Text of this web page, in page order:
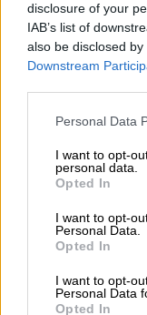
disclosure of your
IAB’s list of
also be disclosed
Downstream
Please note that
not limited to your
grant or deny
use your data for
consent section.
Personal Data
I want to opt-
personal data.
Opted In
I want to opt-
Personal Data.
Opted In
I want to opt-
Personal Data
Opted In
ΔΙΑΒΑΣΤΕ
Κόσμος|
Θεριεύει ο
φωτιάς
σε νέο
Πού πρέπει
Σύμφωνα με
ζουν στο